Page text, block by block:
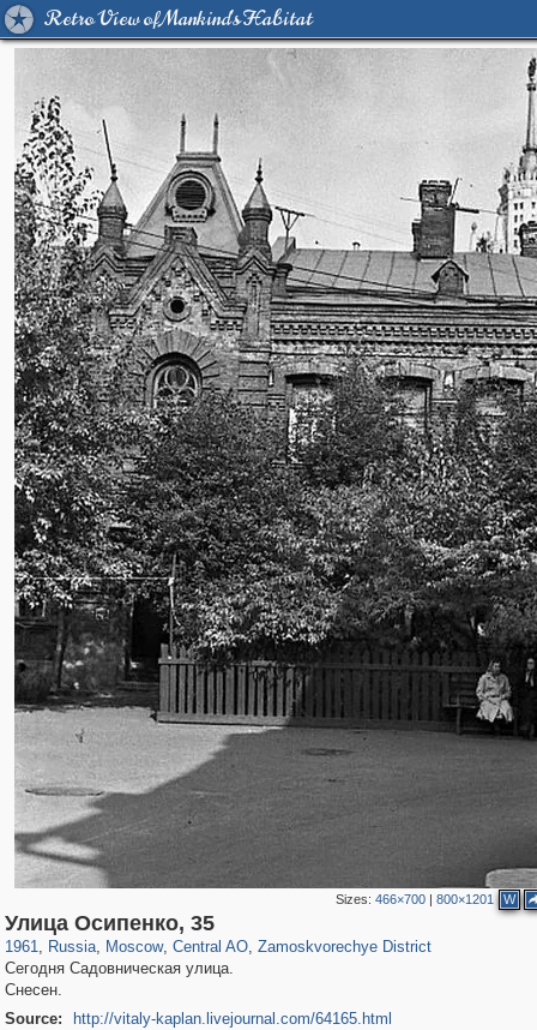
Retro View of Mankind's Habitat
Sizes:466×700 |800×1201 W
Улица Осипенко, 35
1961, Russia
1,406,710 29,243
, Moscow
319,864 8,286
, Central AO
160,011 5,916
, Zamoskvorechye District
Сегодня Садовническая улица.
Снесен.
Source:
http://vitaly-kaplan.livejournal.com/64165.html